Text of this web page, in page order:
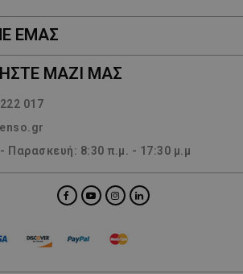
ΕΜΑΣ
ΜΑΖΊ ΜΑΣ
017
Παρασκευή: 8:30 π.μ. - 17:30 μ.μ